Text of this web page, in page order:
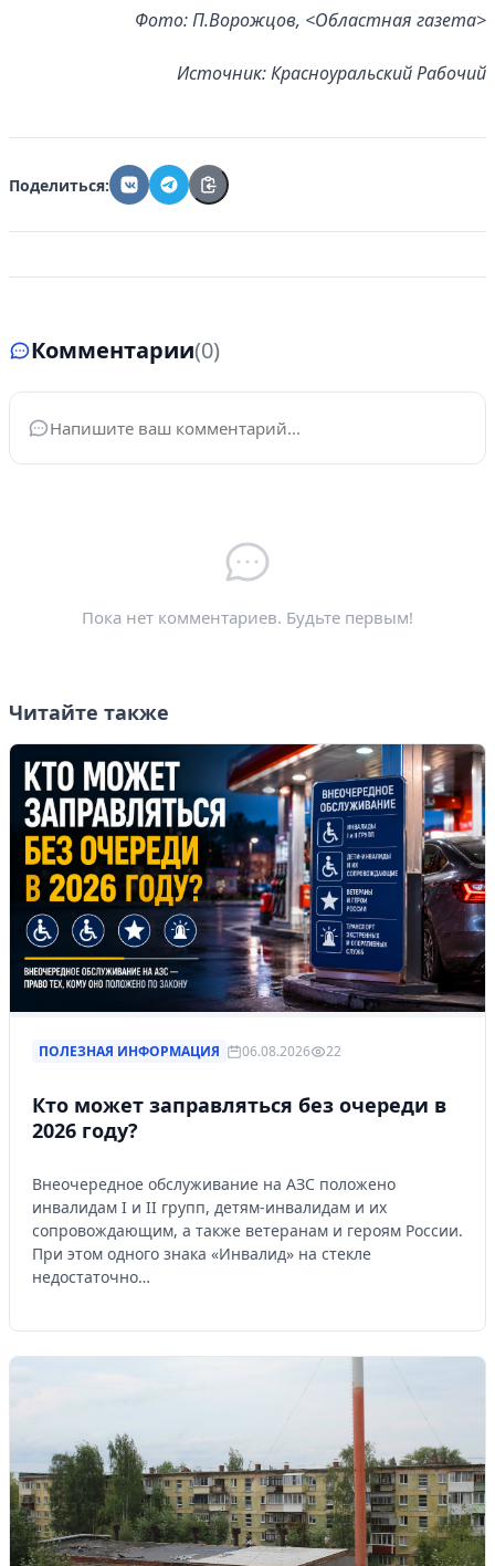
Фото: П.Ворожцов, <Областная газета>
Источник: Красноуральский Рабочий
Поделиться:
Комментарии(0)
Ваше имя*
Пока нет комментариев. Будьте первым!
Читайте также
ПОЛЕЗНАЯ ИНФОРМАЦИЯ 06.08.2026 22
Кто может заправляться без очереди в
2026 году?
Внеочередное обслуживание на АЗС положено
инвалидам I и II групп, детям-инвалидам и их
сопровождающим, а также ветеранам и героям России.
При этом одного знака «Инвалид» на стекле
недостаточно…